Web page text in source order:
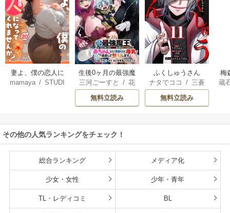
妻よ、僕の恋人に
なってくれません
mamaya/STUDI
生後0ヶ月の最強魔
王 食べるだけ強
くなるチート能力
持ち転生者だけど
雄たちの母乳で成
長して無双します
三河ごーすと /花
房雪/ マップ
無料立読み
ふくしゅうさん
ナタでココ /三蒼
/
チームふくし
ゅうさん
無料立読み
梅
蔵
その他の人気ランキングをチェック！
総合ランキング メディア化
少女・女性 少年・青年
TL・レディコミ BL